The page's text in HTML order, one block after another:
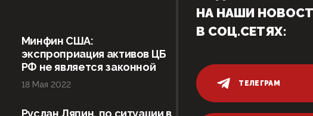
Минфин США:
экспроприация активов ЦБ
РФ не является законной
18 Мая 2022
Руслан Ляпин, по ситуации в
НА НАШИ
В СОЦ.СЕТЯХ:
ТЕЛЕГРАМ